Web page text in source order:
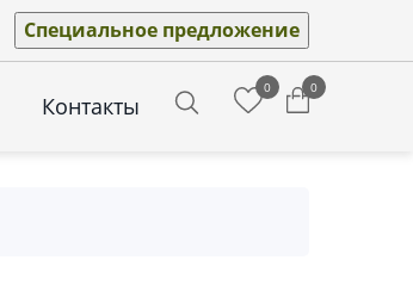
Специальное предложение
Контакты
0 0